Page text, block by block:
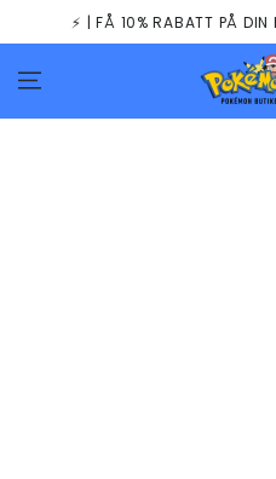
HOPPA TILL
INNEHÅLLET
⚡️ | FÅ 10% RABATT PÅ DIN